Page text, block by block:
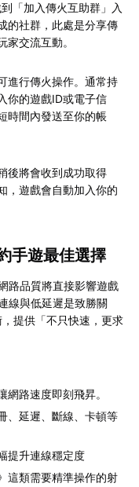
「加入傳火互助群」入
的社群，此處是分享傳
交流互動。
進行傳火操作。通常持
你的遊戲ID或電子信
時間內發送至你的帳
後將會收到成功取得
，遊戲會自動加入你的
手遊最佳選擇
路品質將直接影響遊戲
線與低延遲是致勝關
提供「不只快速，更求
網路速度即刻飛昇。
、延遲、斷線、卡頓等
提升連線穩定度
這類需要精準操作的射